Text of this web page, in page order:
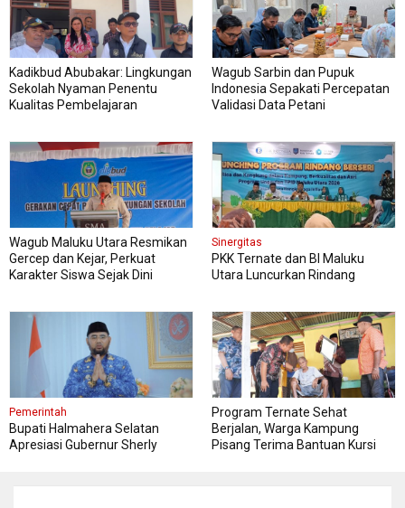
Kadikbud Abubakar: Lingkungan
Sekolah Nyaman Penentu
Kualitas Pembelajaran
Wagub Sarbin dan Pupuk
Indonesia Sepakati Percepatan
Validasi Data Petani
Wagub Maluku Utara Resmikan
Gercep dan Kejar, Perkuat
Karakter Siswa Sejak Dini
Sinergitas
PKK Ternate dan BI Maluku
Utara Luncurkan Rindang
Pemerintah
Bupati Halmahera Selatan
Apresiasi Gubernur Sherly
Program Ternate Sehat
Berjalan, Warga Kampung
Pisang Terima Bantuan Kursi